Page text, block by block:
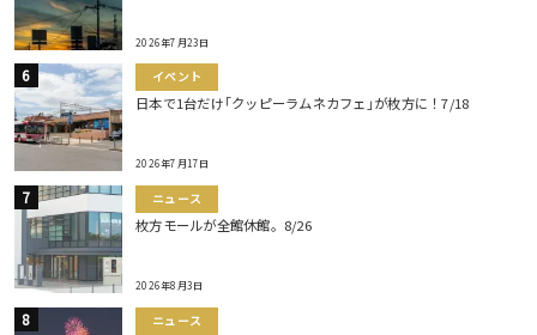
2026年7月23日
イベント
日本で1台だけ｢クッピーラムネカフェ｣が枚方に！7/18
2026年7月17日
ニュース
枚方モールが全館休館。8/26
2026年8月3日
ニュース